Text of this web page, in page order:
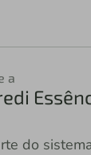
a
do